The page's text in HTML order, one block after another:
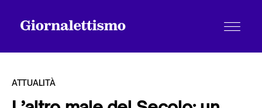
ATTUALITÀ